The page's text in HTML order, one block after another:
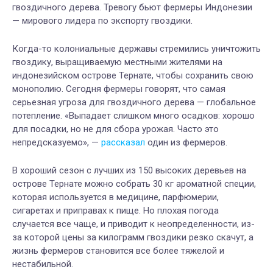
гвоздичного дерева. Тревогу бьют фермеры Индонезии
— мирового лидера по экспорту гвоздики.
Когда-то колониальные державы стремились уничтожить
гвоздику, выращиваемую местными жителями на
индонезийском острове Тернате, чтобы сохранить свою
монополию. Сегодня фермеры говорят, что самая
серьезная угроза для гвоздичного дерева — глобальное
потепление. «Выпадает слишком много осадков: хорошо
для посадки, но не для сбора урожая. Часто это
непредсказуемо», — рассказал один из фермеров.
В хороший сезон с лучших из 150 высоких деревьев на
острове Тернате можно собрать 30 кг ароматной специи,
которая используется в медицине, парфюмерии,
сигаретах и приправах к пище. Но плохая погода
случается все чаще, и приводит к неопределенности, из-
за которой цены за килограмм гвоздики резко скачут, а
жизнь фермеров становится все более тяжелой и
нестабильной.